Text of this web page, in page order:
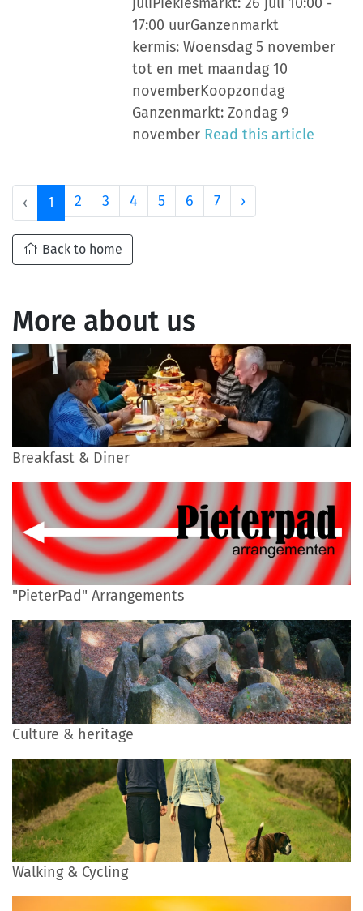
17:00 uurGanzenmarkt
kermis: Woensdag 5 november
tot en met maandag 10
novemberKoopzondag
Ganzenmarkt: Zondag 9
november Read this article
‹ 1 2 3 4 5 6 7 ›
Back to home
More about us
Breakfast & Diner
"PieterPad" Arrangements
Culture & heritage
Walking & Cycling